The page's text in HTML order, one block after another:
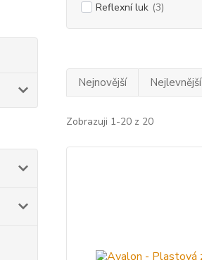
Reflexní luk (3)
Nejnovější Nejlevnější
Zobrazuji 1-20 z 20